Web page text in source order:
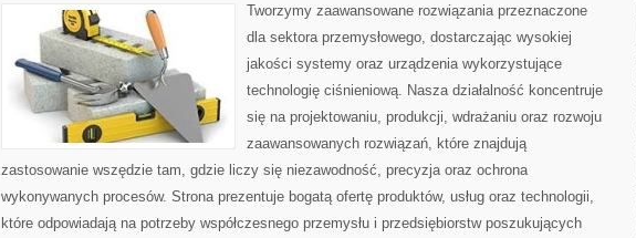
Tworzymy zaawansowane rozwiązania przeznaczone
dla sektora przemysłowego, dostarczając wysokiej
jakości systemy oraz urządzenia wykorzystujące
technologię ciśnieniową. Nasza działalność koncentruje
się na projektowaniu, produkcji, wdrażaniu oraz rozwoju
zaawansowanych rozwiązań, które znajdują
zastosowanie wszędzie tam, gdzie liczy się niezawodność, precyzja oraz ochrona
wykonywanych procesów. Strona prezentuje bogatą ofertę produktów, usług oraz technologii,
które odpowiadają na potrzeby współczesnego przemysłu i przedsiębiorstw poszukujących